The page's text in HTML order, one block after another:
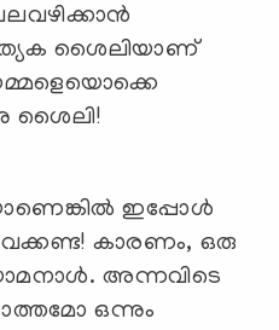
ശൈലിയാണ്
നമ്മളെയൊക്കെ
ശൈലി!
ഇപ്പോള്‍
കാരണം, ഒരു
അന്നവിടെ
ഒന്നും